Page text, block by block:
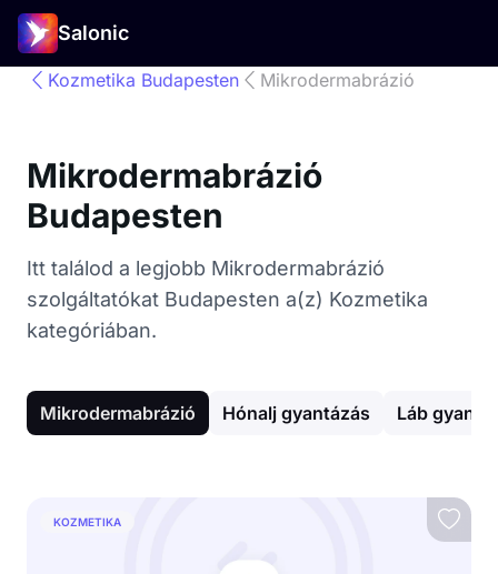
Salonic
Kozmetika Budapesten Mikrodermabrázió
Mikrodermabrázió
Budapesten
Itt találod a legjobb Mikrodermabrázió
szolgáltatókat Budapesten a(z) Kozmetika
kategóriában.
Mikrodermabrázió Hónalj gyantázás Láb
KOZMETIKA